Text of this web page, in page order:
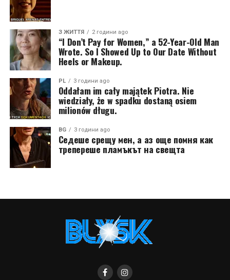
З ЖИТТЯ 2 години ago
“I Don’t Pay for Women,” a 52-Year-Old Man
Wrote. So I Showed Up to Our Date Without
Heels or Makeup.
PL 3 години ago
Oddałam im cały majątek Piotra. Nie
wiedziały, że w spadku dostaną osiem
milionów długu.
BG 3 години ago
Седеше срещу мен, а аз още помня как
трепереше пламъкът на свещта